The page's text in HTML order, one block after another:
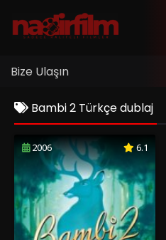
Bize Ulaşın
Bambi 2 Türkçe dublaj
2006 6.1